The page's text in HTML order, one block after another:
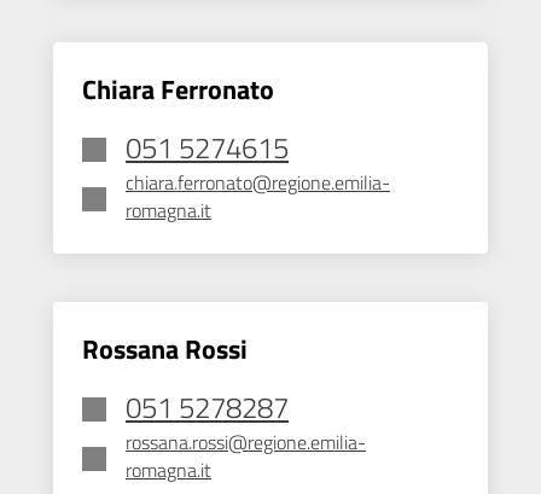
Chiara Ferronato
051 5274615
chiara.ferronato@regione.emilia-
romagna.it
Rossana Rossi
051 5278287
rossana.rossi@regione.emilia-
romagna.it